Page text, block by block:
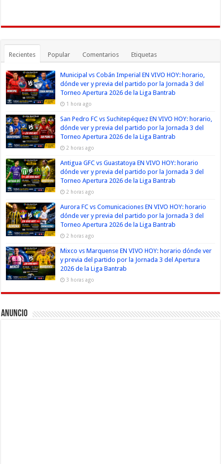
Recientes Popular Comentarios Etiquetas
Municipal vs Cobán Imperial EN VIVO HOY: horario,
dónde ver y previa del partido por la Jornada 3 del
Torneo Apertura 2026 de la Liga Bantrab
1 hora ago
San Pedro FC vs Suchitepéquez EN VIVO HOY: horario,
dónde ver y previa del partido por la Jornada 3 del
Torneo Apertura 2026 de la Liga Bantrab
2 horas ago
Antigua GFC vs Guastatoya EN VIVO HOY: horario
dónde ver y previa del partido por la Jornada 3 del
Torneo Apertura 2026 de la Liga Bantrab
2 horas ago
Aurora FC vs Comunicaciones EN VIVO HOY: horario
dónde ver y previa del partido por la Jornada 3 del
Torneo Apertura 2026 de la Liga Bantrab
2 horas ago
Mixco vs Marquense EN VIVO HOY: horario dónde ver
y previa del partido por la Jornada 3 del Apertura
2026 de la Liga Bantrab
3 horas ago
Anuncio